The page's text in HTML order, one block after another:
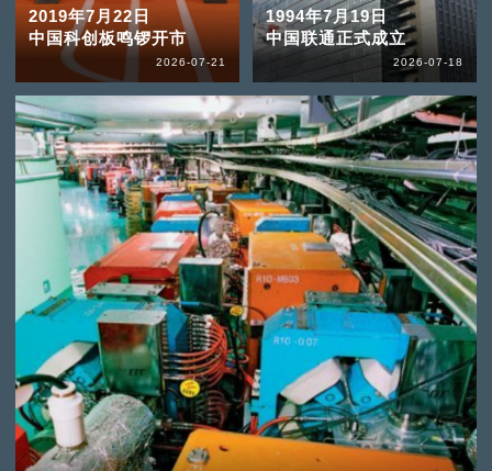
2019年7月22日
中国科创板鸣锣开市
2026-07-21
1994年7月19日
中国联通正式成立
2026-07-18